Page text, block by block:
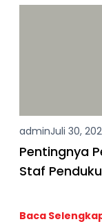
adminJuli 30,
Pentingnya
Staf
Baca